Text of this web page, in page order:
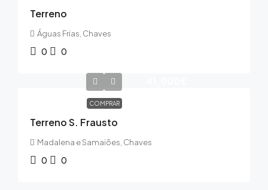
Terreno
Águas Frias, Chaves
0 0
COMPRAR
Terreno S. Frausto
Madalena e Samaiões, Chaves
0 0